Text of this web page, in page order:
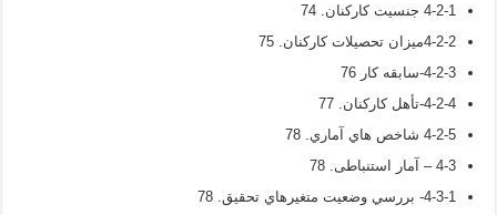
4-2-1 جنسیت کارکنان. 74
4-2-2میزان تحصیلات کارکنان. 75
4-2-3-سابقه کار 76
4-2-4-تأهل کارکنان. 77
4-2-5 شاخص هاي آماري. 78
4-3 – آمار استنباطی. 78
4-3-1- بررسي وضعيت متغيرهاي تحقيق. 78